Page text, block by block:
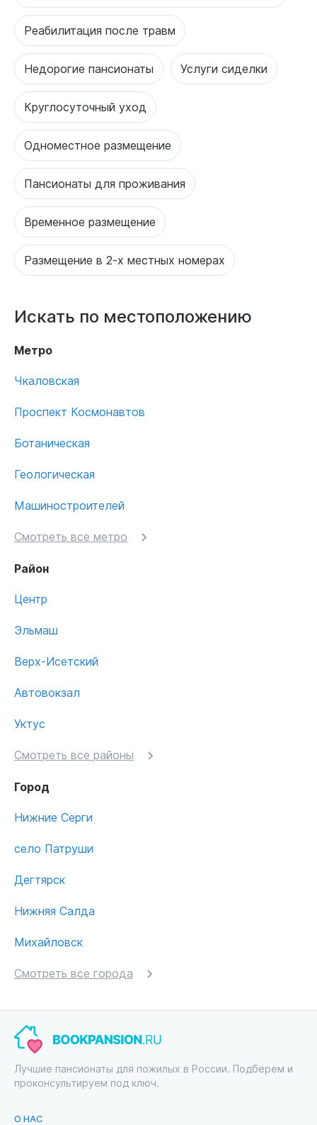
Реабилитация после травм
Недорогие пансионаты Услуги сиделки
Круглосуточный уход
Одноместное размещение
Пансионаты для проживания
Временное размещение
Размещение в 2-х местных номерах
Искать по местоположению
Метро
Чкаловская
Проспект Космонавтов
Ботаническая
Геологическая
Машиностроителей
Смотреть все метро
Район
Центр
Эльмаш
Верх-Исетский
Автовокзал
Уктус
Смотреть все районы
Город
Нижние Серги
село Патруши
Дегтярск
Нижняя Салда
Михайловск
Смотреть все города
Лучшие пансионаты для пожилых в России. Подберем и
проконсультируем под ключ.
О НАС